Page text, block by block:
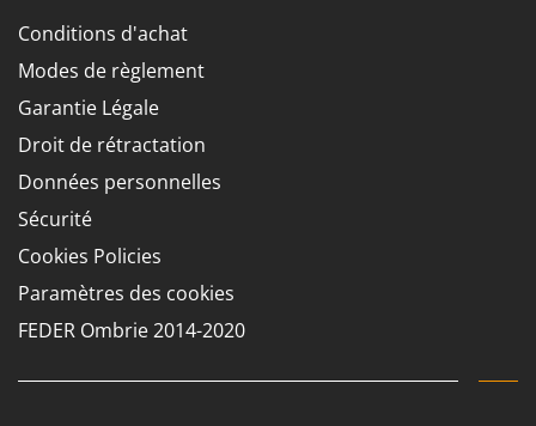
Ripartrak
Ritter
Robomow
Rover Pompe
Ryobi
S
S.T.P.
Santos
Conditions d'achat
Modes de règlement
Garantie Légale
Droit de rétractation
Données personnelles
Sécurité
Cookies Policies
Paramètres des cookies
FEDER Ombrie 2014-2020